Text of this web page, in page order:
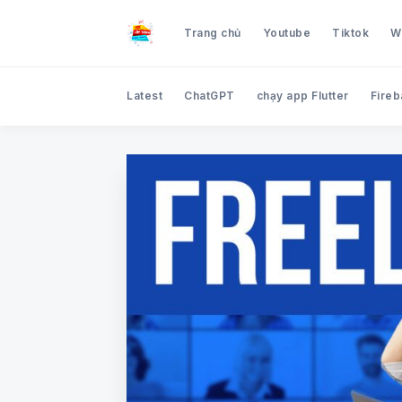
Trang chủ Youtube Tiktok
Latest ChatGPT chạy app Flutter